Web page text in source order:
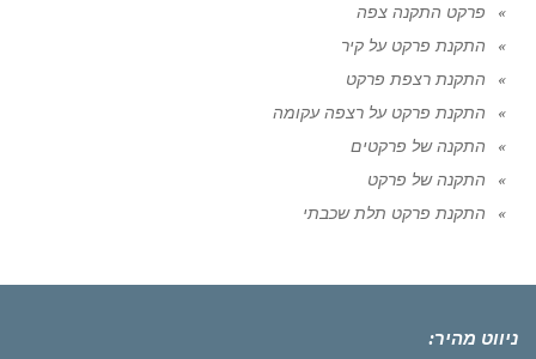
פרקט התקנה צפה
התקנת פרקט על קיר
התקנת רצפת פרקט
התקנת פרקט על רצפה עקומה
התקנה של פרקטים
התקנה של פרקט
התקנת פרקט תלת שכבתי
ניווט מהיר: